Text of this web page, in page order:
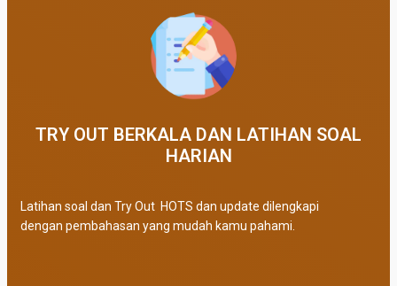
TRY OUT BERKALA DAN LATIHAN SOAL
HARIAN
Latihan soal dan Try Out HOTS dan update dilengkapi
dengan pembahasan yang mudah kamu pahami.